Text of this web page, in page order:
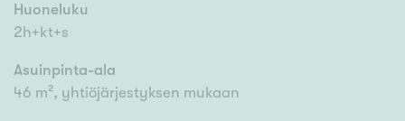
Huoneluku
2h+kt+s
Asuinpinta-ala
46 m², yhtiöjärjestyksen mukaan